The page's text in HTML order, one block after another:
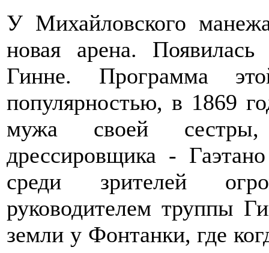
У Михайловского
новая арена.
Гинне. Программа
популярностью, в 1869
мужа своей сестры,
дрессировщика -
среди зрителей
руководителем труппы
земли у Фонтанки, где